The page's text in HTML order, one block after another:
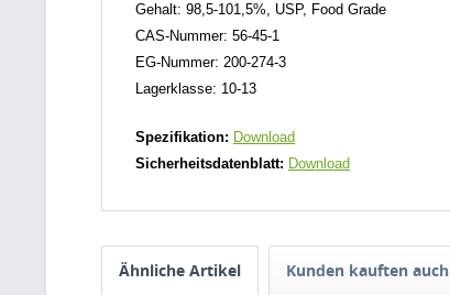
Gehalt: 98,5-101,5%, USP, Food Grade
CAS-Nummer: 56-45-1
EG-Nummer: 200-274-3
Lagerklasse: 10-13
Spezifikation: Download
Sicherheitsdatenblatt: Download
Ähnliche Artikel Kunden kauften auch